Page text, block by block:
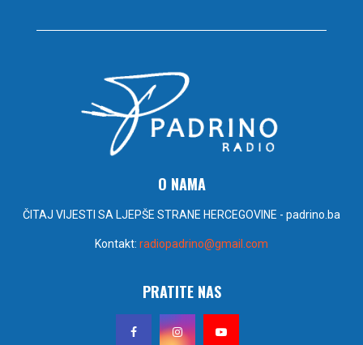
O NAMA
ČITAJ VIJESTI SA LJEPŠE STRANE HERCEGOVINE - padrino.ba
Kontakt: radiopadrino@gmail.com
PRATITE NAS